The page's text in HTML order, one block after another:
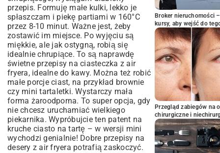
przepis. Formuję małe kulki, lekko je
spłaszczam i piekę partiami w 160°C
przez 8-10 minut. Ważne jest, żeby
zostawić im miejsce. Po wyjęciu są
miękkie, ale jak ostygną, robią się
idealnie chrupiące. To są naprawdę
świetne przepisy na ciasteczka z air
fryera, idealne do kawy. Można też robić
małe porcje ciast, na przykład brownie
czy mini tartaletki. Wystarczy mała
forma żaroodporna. To super opcja, gdy
nie chcesz uruchamiać wielkiego
piekarnika. Wypróbujcie ten patent na
kruche ciasto na tartę – w wersji mini
wychodzi genialnie! Dobre przepisy na
desery z air fryera potrafią zaskoczyć.
Broker nieruchomości
kursy, aby wejść do
Przegląd zabiegów na
chirurgiczne i